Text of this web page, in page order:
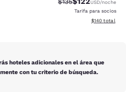
USD/noche
Tarifa para socios
Ver detalles
$140 total
hoteles adicionales en el área que
con tu criterio de búsqueda.